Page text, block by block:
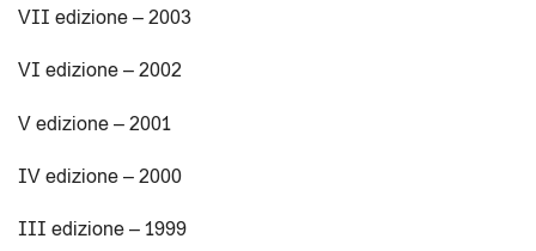
VII edizione – 2003
VI edizione – 2002
V edizione – 2001
IV edizione – 2000
III edizione – 1999